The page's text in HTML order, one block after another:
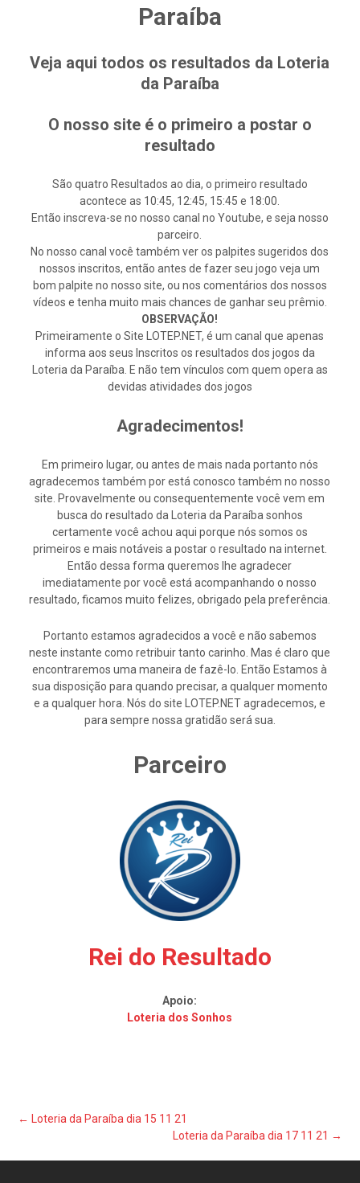
Paraíba
Veja aqui todos os resultados da Loteria
da Paraíba
O nosso site é o primeiro a postar o
resultado
São quatro Resultados ao dia, o primeiro resultado
acontece as 10:45, 12:45, 15:45 e 18:00.
Então inscreva-se no nosso canal no Youtube, e seja nosso
parceiro.
No nosso canal você também ver os palpites sugeridos dos
nossos inscritos, então antes de fazer seu jogo veja um
bom palpite no nosso site, ou nos comentários dos nossos
vídeos e tenha muito mais chances de ganhar seu prêmio.
OBSERVAÇÃO!
Primeiramente o Site LOTEP.NET, é um canal que apenas
informa aos seus Inscritos os resultados dos jogos da
Loteria da Paraíba. E não tem vínculos com quem opera as
devidas atividades dos jogos
Agradecimentos!
Em primeiro lugar, ou antes de mais nada portanto nós
agradecemos também por está conosco também no nosso
site. Provavelmente ou consequentemente você vem em
busca do resultado da Loteria da Paraíba sonhos
certamente você achou aqui porque nós somos os
primeiros e mais notáveis a postar o resultado na internet.
Então dessa forma queremos lhe agradecer
imediatamente por você está acompanhando o nosso
resultado, ficamos muito felizes, obrigado pela preferência.
Portanto estamos agradecidos a você e não sabemos
neste instante como retribuir tanto carinho. Mas é claro que
encontraremos uma maneira de fazê-lo. Então Estamos à
sua disposição para quando precisar, a qualquer momento
e a qualquer hora. Nós do site LOTEP.NET agradecemos, e
para sempre nossa gratidão será sua.
Parceiro
Rei do Resultado
Apoio:
Loteria dos Sonhos
Post
←
Loteria da Paraíba dia 15 11 21
Loteria da Paraíba dia 17 11 21 →